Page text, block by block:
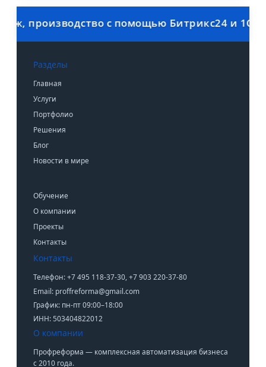
производство с помощью Битрикс24 и 1С.
Разделы
Главная
Услуги
Портфолио
Решения
Блог
Новости в мире
Обучение
О компании
Проекты
Контакты
Контакты
Телефон: +7 495 118-37-30, +7 903 220-37-80
Email: proffreforma@gmail.com
График: пн-пт 09:00–18:00
ИНН: 503404822012
О компании
Профреформа — комплексная автоматизация бизнеса
с 2010 года.